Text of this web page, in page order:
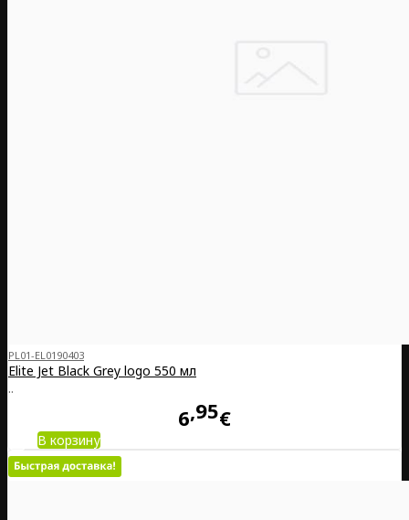
PL01-EL0190403
Elite Jet Black Grey logo 550 мл
..
6 95€
В корзину